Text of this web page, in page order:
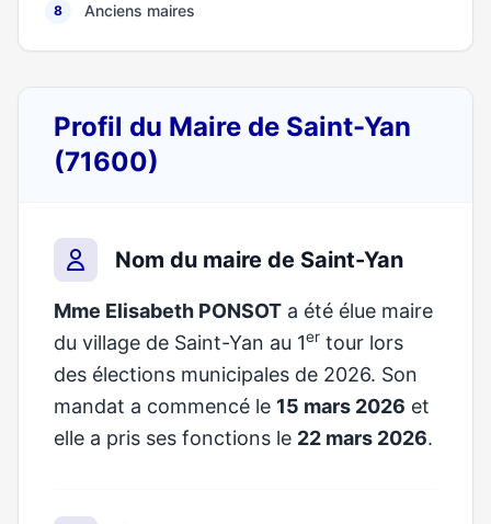
8 Anciens maires
Profil du Maire de Saint-Yan
(71600)
Nom du maire de Saint-Yan
Mme Elisabeth PONSOT a été élue maire
du village de Saint-Yan au 1er tour lors
des élections municipales de 2026. Son
mandat a commencé le 15 mars 2026 et
elle a pris ses fonctions le 22 mars 2026.